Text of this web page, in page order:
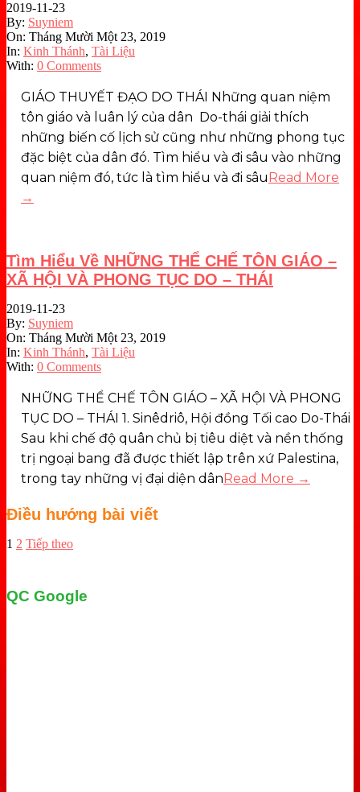
2019-11-23
By: Suyniem
On: Tháng Mười Một 23, 2019
In: Kinh Thánh, Tài Liệu
With: 0 Comments
GIÁO THUYẾT ĐẠO DO THÁI Những quan niệm
tôn giáo và luân lý của dân Do-thái giải thích
những biến cố lịch sử cũng như những phong tục
đặc biệt của dân đó. Tìm hiểu và đi sâu vào những
quan niệm đó, tức là tìm hiểu và đi sâuRead More
→
Tìm Hiểu Về NHỮNG THỂ CHẾ TÔN GIÁO –
XÃ HỘI VÀ PHONG TỤC DO – THÁI
2019-11-23
By: Suyniem
On: Tháng Mười Một 23, 2019
In: Kinh Thánh, Tài Liệu
With: 0 Comments
NHỮNG THỂ CHẾ TÔN GIÁO – XÃ HỘI VÀ PHONG
TỤC DO – THÁI 1. Sinêdriô, Hội đồng Tối cao Do-Thái
Sau khi chế độ quân chủ bị tiêu diệt và nền thống
trị ngoại bang đã được thiết lập trên xứ Palestina,
trong tay những vị đại diện dân Read More →
Điều hướng bài viết
1 2 Tiếp theo
QC Google